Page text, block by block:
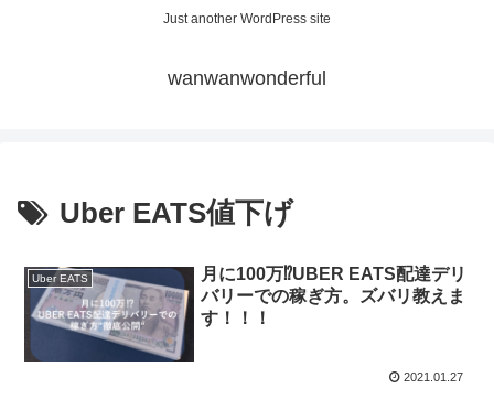
Just another WordPress site
wanwanwonderful
Uber EATS値下げ
Uber EATS
月に100万⁉UBER EATS配達デリ
バリーでの稼ぎ方。ズバリ教えま
す！！！
2021.01.27